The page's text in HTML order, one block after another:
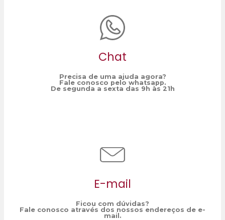
Chat
Precisa de uma ajuda agora?
Fale conosco pelo whatsapp.
De segunda a sexta das 9h às 21h
E-mail
Ficou com dúvidas?
Fale conosco através dos nossos endereços de e-
mail.